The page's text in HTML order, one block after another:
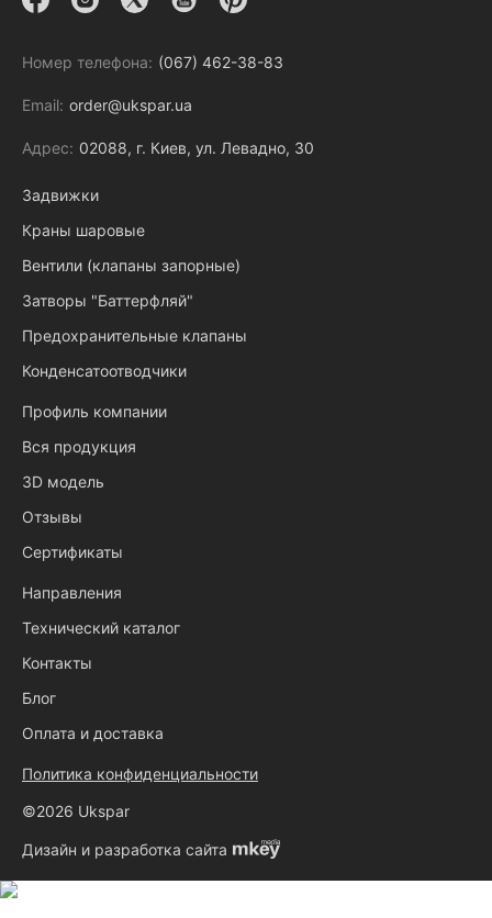
Номер телефона: (067) 462-38-83
Email: order@ukspar.ua
Адрес: 02088, г. Киев, ул. Левадно, 30
Задвижки
Краны шаровые
Вентили (клапаны запорные)
Затворы "Баттерфляй"
Предохранительные клапаны
Конденсатоотводчики
Профиль компании
Вся продукция
3D модель
Отзывы
Сертификаты
Направления
Технический каталог
Контакты
Блог
Оплата и доставка
Политика конфиденциальности
©2026 Ukspar
Дизайн и разработка сайта